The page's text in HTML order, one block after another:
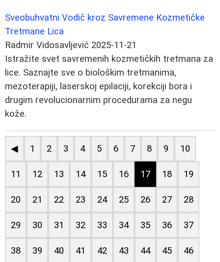
Sveobuhvatni Vodič kroz Savremene Kozmetičke
Tretmane Lica
Radmir Vidosavljević 2025-11-21
Istražite svet savremenih kozmetičkih tretmana za
lice. Saznajte sve o biološkim tretmanima,
mezoterapiji, laserskoj epilaciji, korekciji bora i
drugim revolucionarnim procedurama za negu
kože.
◀ 1 2 3 4 5 6 7 8 9 10
11 12 13 14 15 16 17 18 19
20 21 22 23 24 25 26 27 28
29 30 31 32 33 34 35 36 37
38 39 40 41 42 43 44 45 46